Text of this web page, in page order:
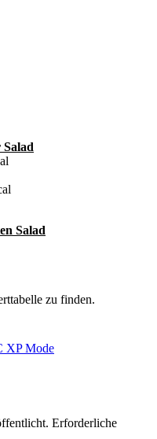
Salad
zu finden.
XP Mode
Erforderliche